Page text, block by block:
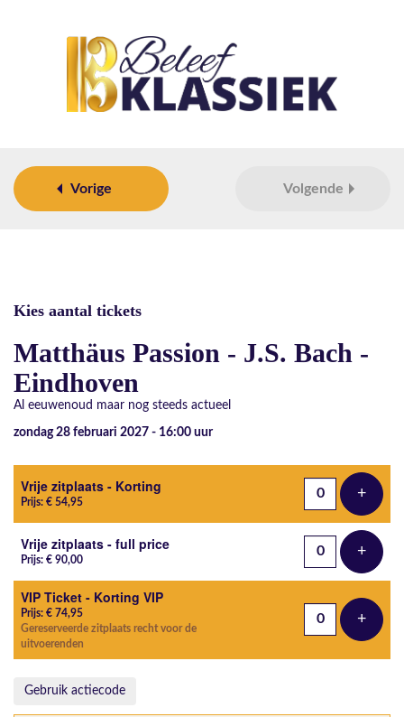
Vorige Volgende
Kies aantal tickets
Matthäus Passion - J.S. Bach -
Eindhoven
Al eeuwenoud maar nog steeds actueel
zondag 28 februari 2027 - 16:00 uur
Aantal tickets
Vrije zitplaats - Korting
Prijs: € 54,95 +Voeg
Vrije zitplaats - full price
Prijs: € 90,00 +Voeg
VIP Ticket - Korting VIP
Prijs: € 74,95
Gereserveerde zitplaats recht voor de
uitvoerenden
+Voeg
Gebruik actiecode